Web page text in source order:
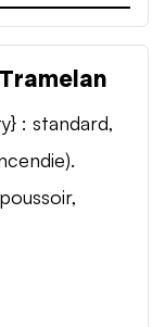
: standard,